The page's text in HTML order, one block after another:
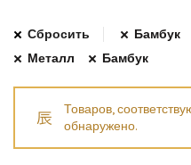
Сбросить Бамбук
Металл
Бамбук
Товаров,
обнаружено.